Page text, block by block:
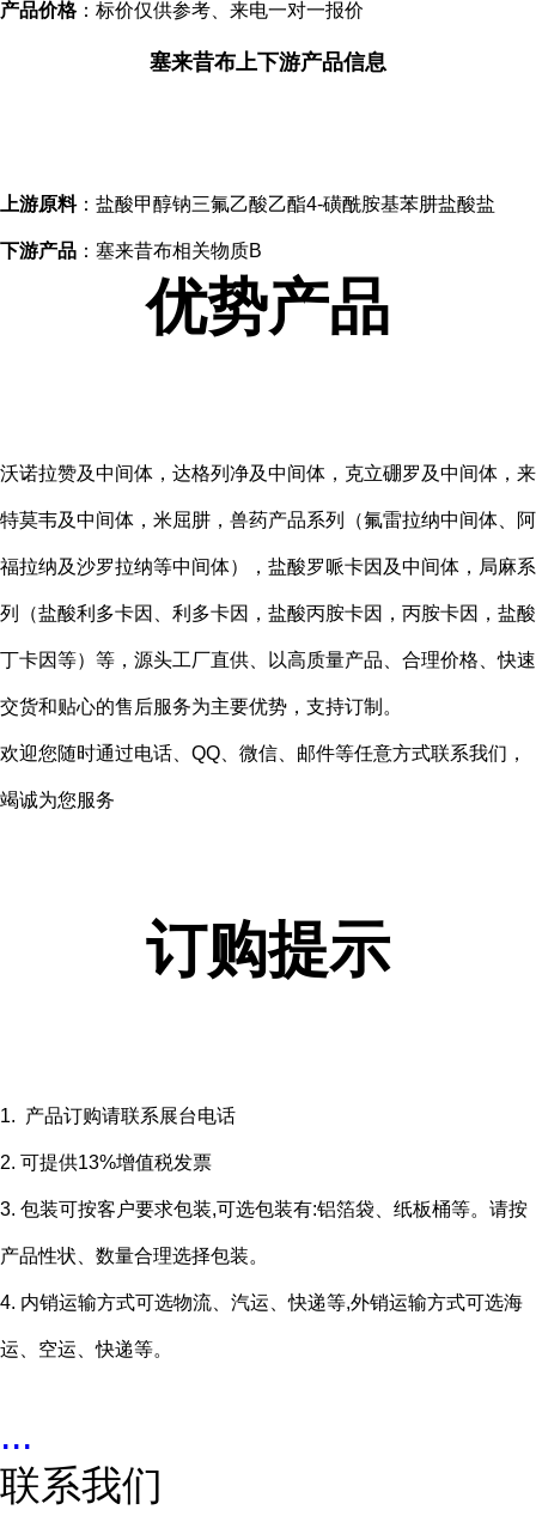
产品价格：标价仅供参考、来电一对一报价
塞来昔布上下游产品信息
上游原料：盐酸甲醇钠三氟乙酸乙酯4-磺酰胺基苯肼盐酸盐
下游产品 ：塞来昔布相关物质B
优势产品
沃诺拉赞及中间体，达格列净及中间体，克立硼罗及中间体，来
特莫韦及中间体，米屈肼，兽药产品系列（氟雷拉纳中间体、阿
福拉纳及沙罗拉纳等中间体），盐酸罗哌卡因及中间体，局麻系
列（盐酸利多卡因、利多卡因，盐酸丙胺卡因，丙胺卡因，盐酸
丁卡因等）等，源头工厂直供、以高质量产品、合理价格、快速
交货和贴心的售后服务为主要优势，支持订制。
欢迎您随时通过电话、QQ、微信、邮件等任意方式联系我们，
竭诚为您服务
订购提示
1. 产品订购请联系展台电话
2. 可提供13%增值税发票
3. 包装可按客户要求包装,可选包装有:铝箔袋、纸板桶等。请按
产品性状、数量合理选择包装。
4. 内销运输方式可选物流、汽运、快递等,外销运输方式可选海
运、空运、快递等。
...
联系我们